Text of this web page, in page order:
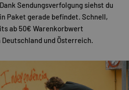
Sendungsverfolgung siehst du
Paket gerade befindet. Schnell,
ab 50€ Warenkorbwert
und Österreich.